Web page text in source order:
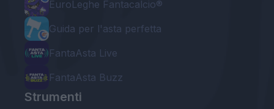
EuroLeghe Fantacalcio®
Guida per l'asta perfetta
FantaAsta Live
FantaAsta Buzz
Strumenti